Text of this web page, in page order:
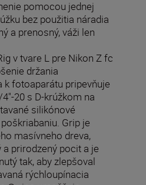
pomocou jednej
bez použitia náradia
a prenosný, váži len
v tvare L pre Nikon Z fc
držania
k fotoaparátu pripevňuje
20 s D-krúžkom na
silikónové
Grip je
masívneho dreva,
prirodzený pocit a je
tak, aby zlepšoval
rýchloupínacia